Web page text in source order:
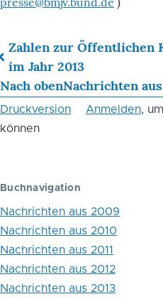
Links
für
das
Buch
Zahlen zur Öffent­lichen
im Jahr 2013
Nach obenNachrichten aus
Druckversion Anmelden,
können
Buchnavigation
Nachrichten aus 2009
Nachrichten aus 2010
Nachrichten aus 2011
Nachrichten aus 2012
Nachrichten aus 2013